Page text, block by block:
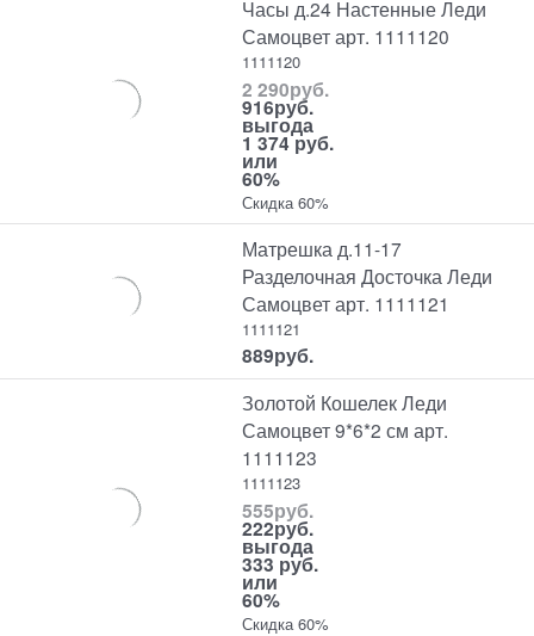
Часы д.24 Настенные Леди
Самоцвет арт. 1111120
1111120
2 290руб.
916руб.
выгода
1 374 руб.
или
60%
Скидка 60%
Матрешка д.11-17
Разделочная Досточка Леди
Самоцвет арт. 1111121
1111121
889руб.
Золотой Кошелек Леди
Самоцвет 9*6*2 см арт.
1111123
1111123
555руб.
222руб.
выгода
333 руб.
или
60%
Скидка 60%